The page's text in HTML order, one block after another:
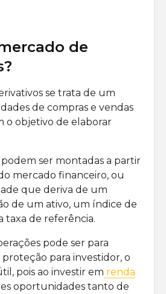
de
se trata de um
de compras e vendas
o objetivo de elaborar
podem ser montadas a partir
mercado financeiro, ou
que deriva de um
de um ativo, um índice de
taxa de referência.
pode ser para
proteção para investidor, o
pois ao investir em renda
oportunidades tanto de